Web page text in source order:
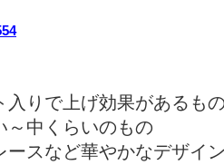
りで上げ効果があるも
中くらいのもの
スなど華やかなデザイ